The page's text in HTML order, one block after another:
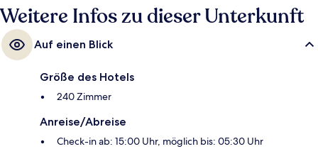
Weitere Infos zu dieser Unterkunft
Auf einen Blick
Größe des Hotels
240 Zimmer
Anreise/Abreise
Check-in ab: 15:00 Uhr, möglich bis: 05:30 Uhr